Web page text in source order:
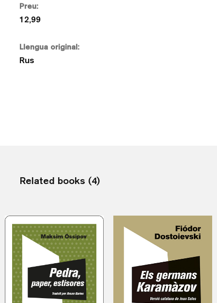
Preu:
12,99
Llengua original:
Rus
Related books (4)